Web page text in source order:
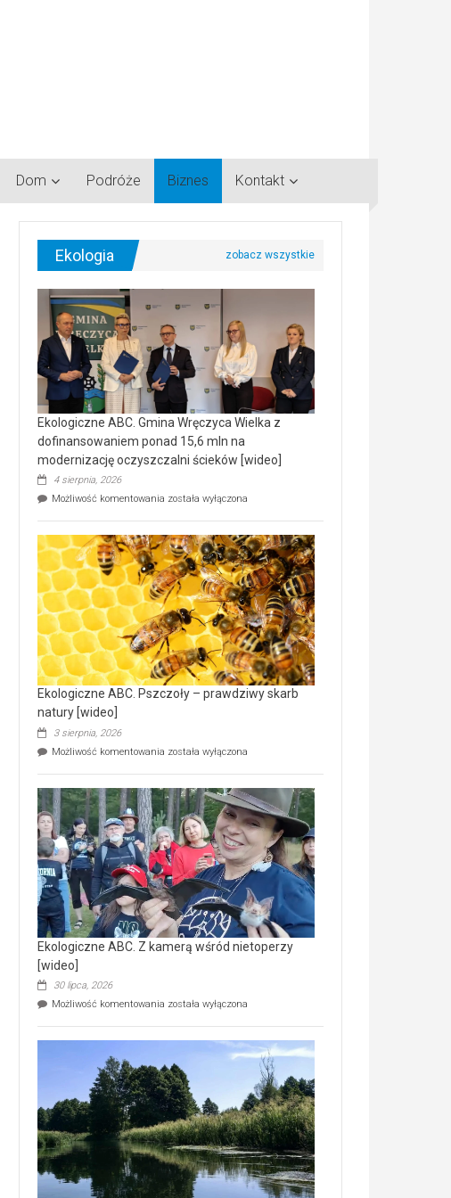
Dom Podróże Biznes Kontakt
Ekologia
Ekologiczne ABC. Gmina Wręczyca Wielka z
dofinansowaniem ponad 15,6 mln na
modernizację oczyszczalni ścieków [wideo]
4 sierpnia, 2026
Możliwość komentowania Ekologiczne
Wręczyca
Wielka
z
dofinansowaniem
ponad
15,6
mln
na
modernizację
oczyszczalni
ścieków
[wideo]
została wyłączona
Ekologiczne ABC. Pszczoły – prawdziwy skarb
natury [wideo]
3 sierpnia, 2026
Możliwość komentowania Ekologiczne
–
prawdziwy
skarb
natury
[wideo]
została wyłączona
Ekologiczne ABC. Z kamerą wśród nietoperzy
[wideo]
30 lipca, 2026
Możliwość komentowania Ekologiczne
wśród
nietoperzy
[wideo]
została wyłączona